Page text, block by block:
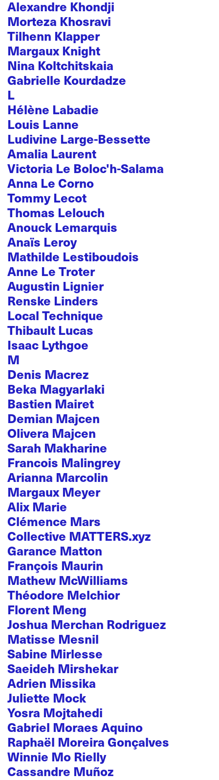
Alexandre Khondji
Morteza Khosravi
Tilhenn Klapper
Margaux Knight
Nina Koltchitskaia
Gabrielle Kourdadze
L
Hélène Labadie
Louis Lanne
Ludivine Large-Bessette
Amalia Laurent
Victoria Le Boloc'h-Salama
Anna Le Corno
Tommy Lecot
Thomas Lelouch
Anouck Lemarquis
Anaïs Leroy
Mathilde Lestiboudois
Anne Le Troter
Augustin Lignier
Renske Linders
Local Technique
Thibault Lucas
Isaac Lythgoe
M
Denis Macrez
Beka Magyarlaki
Bastien Mairet
Demian Majcen
Olivera Majcen
Sarah Makharine
Francois Malingrey
Arianna Marcolin
Margaux Meyer
Alix Marie
Clémence Mars
Collective MATTERS.xyz
Garance Matton
François Maurin
Mathew McWilliams
Théodore Melchior
Florent Meng
Joshua Merchan Rodriguez
Matisse Mesnil
Sabine Mirlesse
Saeideh Mirshekar
Adrien Missika
Juliette Mock
Yosra Mojtahedi
Gabriel Moraes Aquino
Raphaël Moreira Gonçalves
Winnie Mo Rielly
Cassandre Muñoz